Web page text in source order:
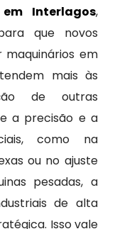
Interlagos,
que novos
maquinários em
mais às
de outras
a precisão e a
como na
ou no ajuste
pesadas, a
de alta
Isso vale